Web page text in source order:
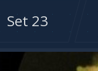
Set 23